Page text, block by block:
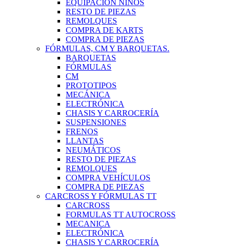
EQUIPACIÓN NIÑOS
RESTO DE PIEZAS
REMOLQUES
COMPRA DE KARTS
COMPRA DE PIEZAS
FÓRMULAS, CM Y BARQUETAS.
BARQUETAS
FÓRMULAS
CM
PROTOTIPOS
MECÁNICA
ELECTRÓNICA
CHASIS Y CARROCERÍA
SUSPENSIONES
FRENOS
LLANTAS
NEUMÁTICOS
RESTO DE PIEZAS
REMOLQUES
COMPRA VEHÍCULOS
COMPRA DE PIEZAS
CARCROSS Y FÓRMULAS TT
CARCROSS
FORMULAS TT AUTOCROSS
MECANICA
ELECTRÓNICA
CHASIS Y CARROCERÍA